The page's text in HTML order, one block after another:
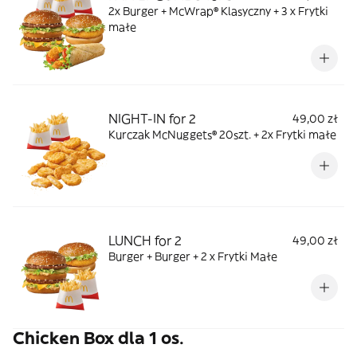
2x Burger + McWrap® Klasyczny + 3 x Frytki
małe
NIGHT-IN for 2
49,00 zł
Kurczak McNuggets® 20szt. + 2x Frytki małe
LUNCH for 2
49,00 zł
Burger + Burger + 2 x Frytki Małe
Chicken Box dla 1 os.